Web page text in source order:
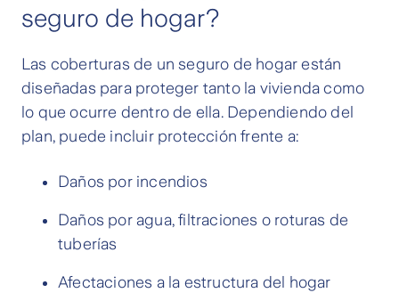
seguro de hogar?
Las coberturas de un seguro de hogar están
diseñadas para proteger tanto la vivienda como
lo que ocurre dentro de ella. Dependiendo del
plan, puede incluir protección frente a:
Daños por incendios
Daños por agua, filtraciones o roturas de
tuberías
Afectaciones a la estructura del hogar